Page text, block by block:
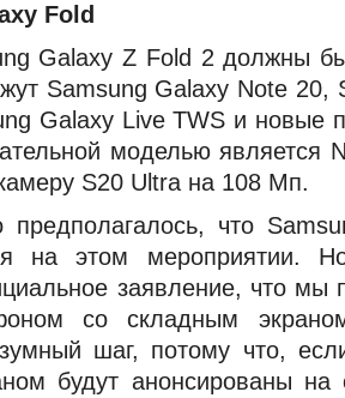
Fold
Galaxy Z Fold 2 должны
Samsung Galaxy Note 20,
Galaxy Live TWS и новые
моделью является
S20 Ultra на 108 Мп.
предполагалось, что
на этом мероприятии.
заявление, что мы
со складным
шаг, потому что,
будут анонсированы на